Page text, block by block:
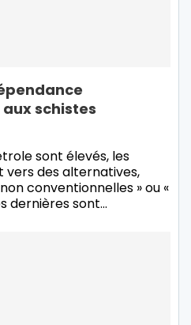
schistes
sont élevés, les
des alternatives,
conventionnelles » ou «
dernières sont…